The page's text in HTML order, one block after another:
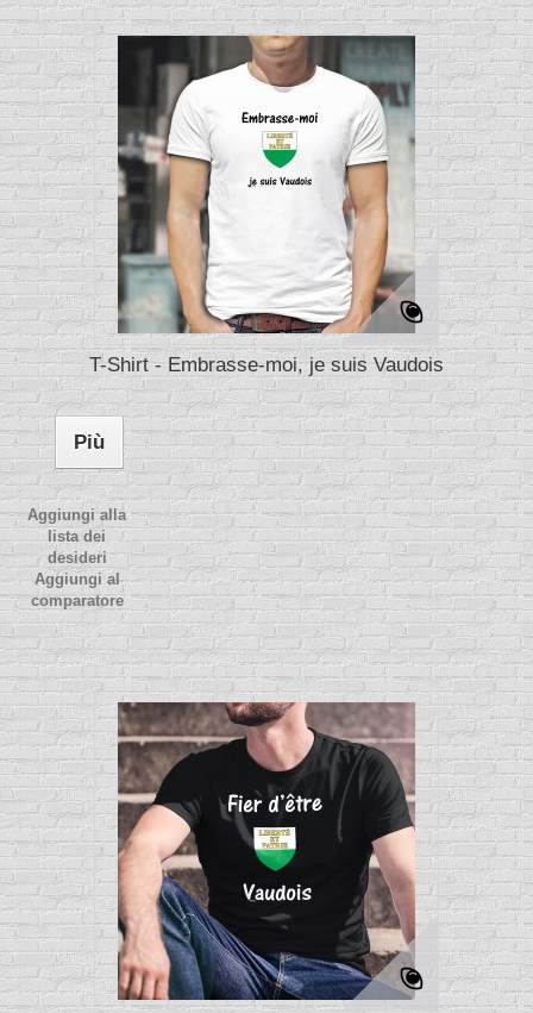
T-Shirt - Embrasse-moi, je suis Vaudois
Più
Aggiungi alla
lista dei
desideri
Aggiungi al
comparatore